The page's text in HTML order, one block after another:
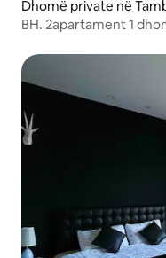
Dhomë private në
BH. 2apartament 1